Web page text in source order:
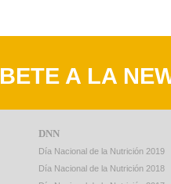
A LA
DNN
Día Nacional de la Nutrición 2019
Día Nacional de la Nutrición 2018